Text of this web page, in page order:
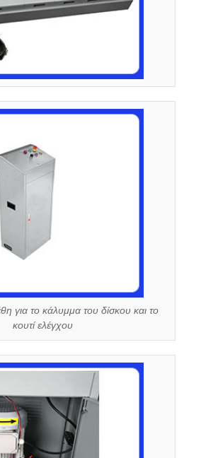
για το κάλυμμα του δίσκου και το
κουτί ελέγχου